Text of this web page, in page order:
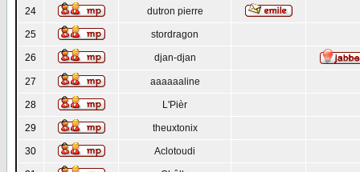
24 dutron pierre
25 stordragon
26 djan-djan
27 aaaaaaline
28 L'Pièr
29 theuxtonix
30 Aclotoudi